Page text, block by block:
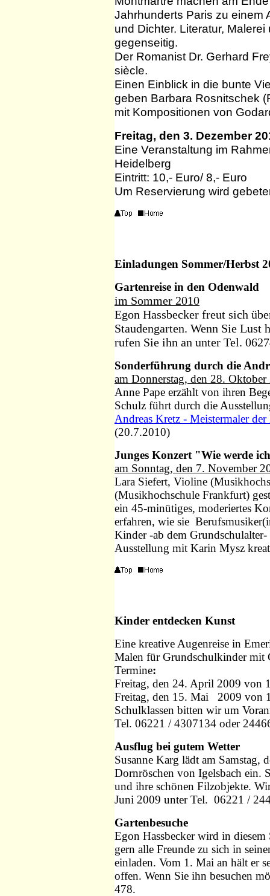
Jahrhunderts Paris zu einem
und Dichter. Literatur,
gegenseitig.
Der Romanist Dr. Gerhard
siècle.
Einen Einblick in die bunte
geben Barbara Rosnitschek
mit Kompositionen von
Freitag, den 3. Dezember
Eine Veranstaltung im
Heidelberg
Eintritt: 10,- Euro/ 8,- Euro
Um Reservierung wird
Einladungen Sommer/Herbst
Gartenreise in den Odenwald
im Sommer 2010
Egon Hassbecker freut sich
Staudengarten. Wenn Sie Lust
rufen Sie ihn an unter Tel.
Sonderführung durch die
am Donnerstag, den 28.
Anne Pape erzählt von ihren
Schulz führt durch die
Andreas Kretz - Meistermaler
(20.7.2010)
Junges Konzert "Wie werde
am Sonntag, den 7. November
Lara Siefert, Violine
(Musikhochschule Frankfurt)
ein 45-minütiges, moderiertes
erfahren, wie sie
Kinder -ab dem
Ausstellung mit Karin Mysz
Kinder entdecken Kunst
Eine kreative Augenreise in
Malen für Grundschulkinder mit
Termine:
Freitag, den 24. April 2009 von
Freitag, den 15. Mai 2009 von
Schulklassen bitten wir um
Tel. 06221 / 4307134 oder
Ausflug bei gutem Wetter
Susanne Karg lädt am
Dornröschen von Igelsbach ein.
und ihre schönen Filzobjekte.
Juni 2009 unter Tel. 06221 /
Gartenbesuche
Egon Hassbecker wird in
gern alle Freunde zu sich in
einladen. Vom 1. Mai an hält er
offen. Wenn Sie ihn besuchen
478.